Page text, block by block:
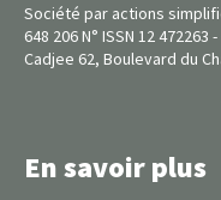
Société par actions
648 206 N° ISSN 12
Cadjee 62, Boulevard du
En savoir plus